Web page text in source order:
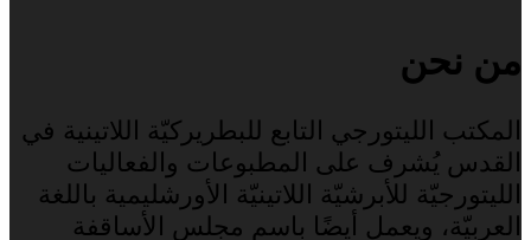
من نحن
المكتب الليتورجي التابع للبطريركيّة اللاتينية في
القدس يُشرف على المطبوعات والفعاليات
الليتورجيّة للأبرشيّة اللاتينيّة الأورشليمية باللغة
العربيّة، ويعمل أيضًا باسم مجلس الأساقفة